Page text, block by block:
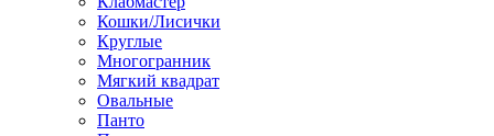
Кошки/Лисички
Круглые
Многогранник
Мягкий квадрат
Овальные
Панто